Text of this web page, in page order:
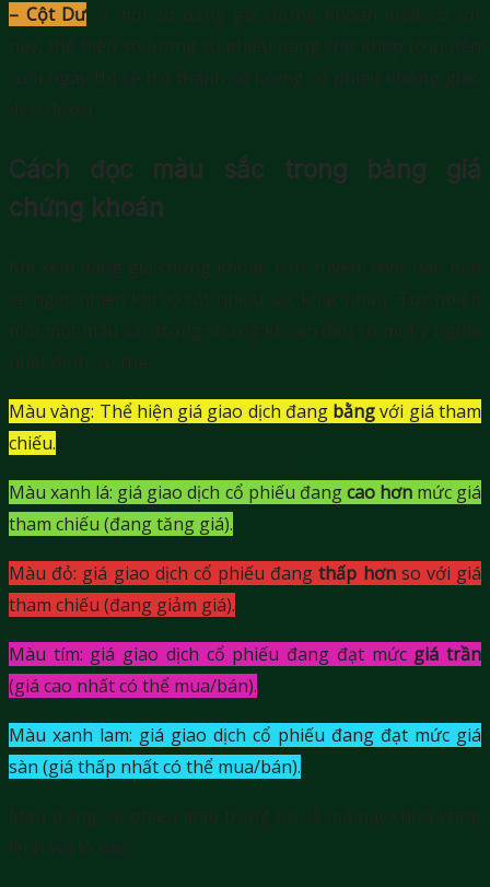
– Cột Dư: ở một số bảng giá chứng khoán khác có cột
này, thể hiện số lượng cổ phiếu đang chờ khớp (còn đến
cuối ngày thì sẽ trở thành số lượng cổ phiếu không giao
dịch được).
Cách đọc màu sắc trong bảng giá
chứng khoán
Khi xem bảng giá chứng khoán trực tuyến, chắc hẳn bạn
sẽ ngạc nhiên khi có rất nhiều sắc khác nhau. Tuy nhiên
mỗi một màu sắc trong chứng khoán đều có một ý nghĩa
nhất định, cụ thể:
Màu vàng: Thể hiện giá giao dịch đang bằngvới giá tham
chiếu.
Màu xanh lá: giá giao dịch cổ phiếu đangcao hơnmức giá
tham chiếu (đang tăng giá).
Màu đỏ: giá giao dịch cổ phiếu đangthấp hơnso với giá
tham chiếu (đang giảm giá).
Màu tím: giá giao dịch cổ phiếu đang đạt mức giá trần
(giá cao nhất có thể mua/bán).
Màu xanh lam: giá giao dịch cổ phiếu đang đạt mức giá
sàn (giá thấp nhất có thể mua/bán).
Màu trắng: cổ phiếu màu trắng tức là mã này chưa khớp
lệnh với lô nào.